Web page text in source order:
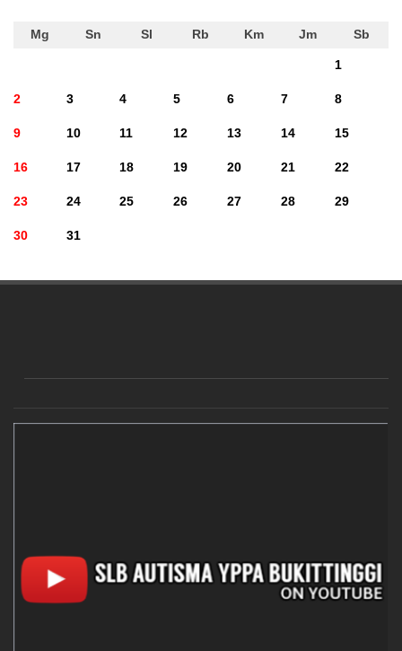
Mg Sn Sl Rb Km Jm Sb
1
2 3 4 5 6 7 8
9 10 11 12 13 14 15
16 17 18 19 20 21 22
23 24 25 26 27 28 29
30 31